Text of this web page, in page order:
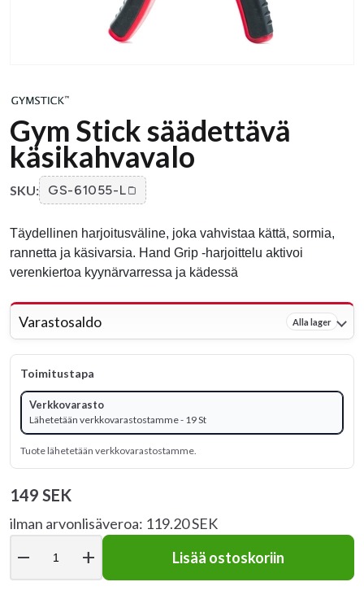
Gym Stick säädettävä
käsikahvavalo
SKU: GS-61055-L
Täydellinen harjoitusväline, joka vahvistaa kättä, sormia,
rannetta ja käsivarsia. Hand Grip -harjoittelu aktivoi
verenkiertoa kyynärvarressa ja kädessä
Varastosaldo Alla lager
Toimitustapa
Verkkovarasto
Lähetetään verkkovarastostamme - 19 St
Tuote lähetetään verkkovarastostamme.
149 SEK
ilman arvonlisäveroa: 119.20 SEK
remove add Lisää ostoskoriin